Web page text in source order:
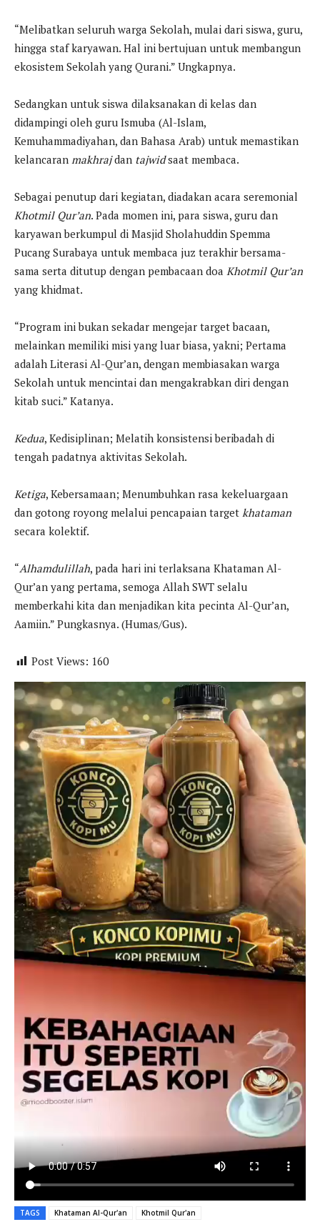
“Melibatkan seluruh warga Sekolah, mulai dari siswa, guru,
hingga staf karyawan. Hal ini bertujuan untuk membangun
ekosistem Sekolah yang Qurani.” Ungkapnya.
Sedangkan untuk siswa dilaksanakan di kelas dan
didampingi oleh guru Ismuba (Al-Islam,
Kemuhammadiyahan, dan Bahasa Arab) untuk memastikan
kelancaran makhrajdan tajwidsaat membaca.
Sebagai penutup dari kegiatan, diadakan acara seremonial
Khotmil Qur’an. Pada momen ini, para siswa, guru dan
karyawan berkumpul di Masjid Sholahuddin Spemma
Pucang Surabaya untuk membaca juz terakhir bersama-
sama serta ditutup dengan pembacaan doa Khotmil Qur’an
yang khidmat.
“Program ini bukan sekadar mengejar target bacaan,
melainkan memiliki misi yang luar biasa, yakni; Pertama
adalah Literasi Al-Qur’an, dengan membiasakan warga
Sekolah untuk mencintai dan mengakrabkan diri dengan
kitab suci.” Katanya.
Kedua, Kedisiplinan; Melatih konsistensi beribadah di
tengah padatnya aktivitas Sekolah.
Ketiga, Kebersamaan; Menumbuhkan rasa kekeluargaan
dan gotong royong melalui pencapaian target khataman
secara kolektif.
“Alhamdulillah, pada hari ini terlaksana Khataman Al-
Qur’an yang pertama, semoga Allah SWT selalu
memberkahi kita dan menjadikan kita pecinta Al-Qur’an,
Aamiin.” Pungkasnya. (Humas/Gus).
Post Views: 160
TAGS Khataman Al-Qur'an Khotmil Qur'an